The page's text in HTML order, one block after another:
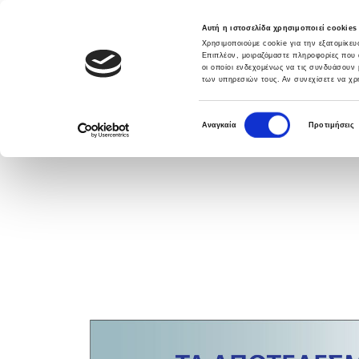
Αυτή η ιστοσελίδα χρησιμοποιεί cookies
Χρησιμοποιούμε cookie για την
Επιπλέον, μοιραζόμαστε πληροφορίες
οι οποίοι ενδεχομένως να τις
των υπηρεσιών τους. Αν συνεχίσετε να
ι
Αναγκαία Προτιμήσεις
DATABANK SOLUTIONS ΛΥΣΕΙΣ